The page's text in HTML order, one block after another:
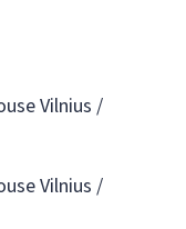
Vilnius /
Vilnius /